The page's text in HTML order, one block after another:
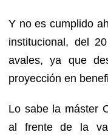
Y no es cumplido
institucional, del
avales, ya que
proyección en
Lo sabe la máster
al frente de la